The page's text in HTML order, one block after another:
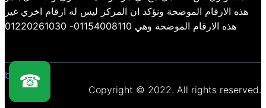
هذه الارقام الموضحة ونؤكد ان المركز ليس له ارقام اخري غير
هذه الارقام الموضحة وهي 01154008110- 01220261030
beko
Copyright © 2022. All rights reserved.
☎